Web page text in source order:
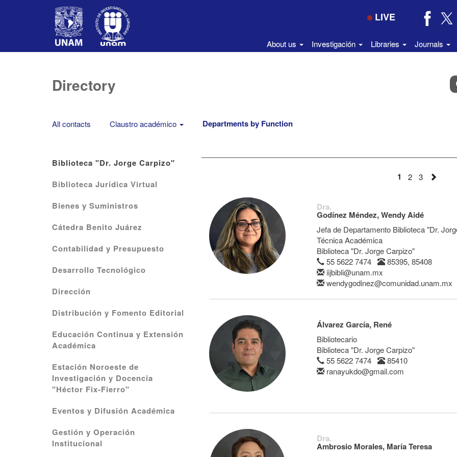
LIVE
About us Investigación Libraries Journals
Directory
All contacts Claustro académico Departments by Function
Biblioteca "Dr. Jorge Carpizo"
Biblioteca Jurídica Virtual
Bienes y Suministros
Cátedra Benito Juárez
Contabilidad y Presupuesto
Desarrollo Tecnológico
Dirección
Distribución y Fomento Editorial
Educación Continua y Extensión
Académica
Estación Noroeste de
Investigación y Docencia
"Héctor Fix-Fierro"
Eventos y Difusión Académica
Gestión y Operación
Institucional
1 2 3
Dra.
Godínez Méndez, Wendy Aidé
Jefa de Departamento Biblioteca "Dr.
Técnica Académica
Biblioteca "Dr. Jorge Carpizo"
55 5622 7474
85395, 85408
iijbibli@unam.mx
wendygodinez@comunidad.unam.mx
Álvarez García, René
Bibliotecario
Biblioteca "Dr. Jorge Carpizo"
55 5622 7474
85410
ranayukdo@gmail.com
Dra.
Ambrosio Morales, María Teresa